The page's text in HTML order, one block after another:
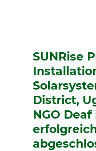
SUNRise
District,
NGO